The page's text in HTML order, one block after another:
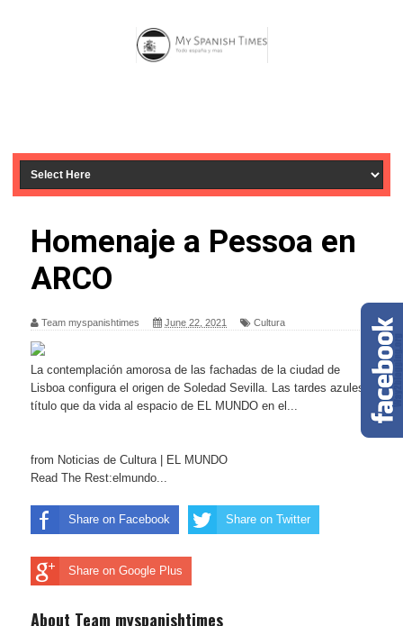
Homenaje a Pessoa en
ARCO
Team myspanishtimes June 22, 2021 Cultura
La contemplación amorosa de las fachadas de la ciudad de
Lisboa configura el origen de Soledad Sevilla. Las tardes azules,
título que da vida al espacio de EL MUNDO en el...
from Noticias de Cultura | EL MUNDO
Read The Rest:elmundo...
Share on Facebook Share on Twitter
Share on Google Plus
About Team myspanishtimes